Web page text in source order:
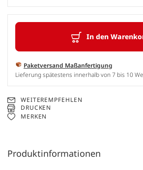
In den
Paketversand Maßanfertigung
Lieferung spätestens innerhalb von 7 bis 10
WEITEREMPFEHLEN
DRUCKEN
MERKEN
Produktinformationen